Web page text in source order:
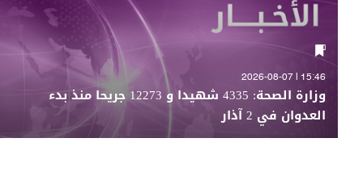
15:46 | 2026-08-07
وزارة الصحة: 4335 شهيدا و 12273 جريحا منذ بدء
العدوان في 2 آذار